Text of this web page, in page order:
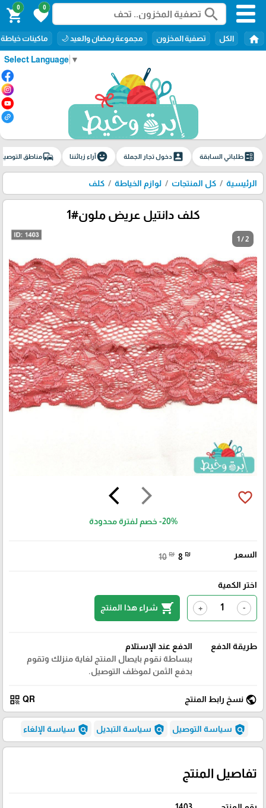
Select Language ▼
search
0
favorite
0
shopping_cart
home الكل تصفية المخزون مجموعة رمضان والعيد 🌙 ماكينات خياطة
ballotطلباتي السابقة account_boxدخول تجار الجملة emoji_emotionsآراء زبائننا commuteمناطق
الرئيسية كل المنتجات لوازم الخياطة كلف
كلف دانتيل عريض ملون#1
1 / 2
arrow_forward_ios
arrow_back_ios favorite_border
-20% خصم لفترة محدودة
السعر 10 ₪ 8 ₪
اختر الكمية
-
+
shopping_cart شراء هذا المنتج
طريقة الدفع
الدفع عند الإستلام
ببساطة نقوم بايصال المنتج لغاية منزلك وتقوم
بدفع الثمن لموظف التوصيل.
public نسخ رابط المنتج QR
qr_code
policy سياسة التوصيل policy سياسة التبديل policy سياسة الإلغاء
تفاصيل المنتج